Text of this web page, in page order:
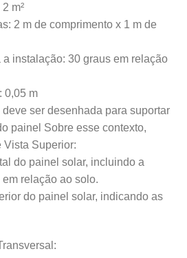
m²
2 m de comprimento x 1 m de
instalação: 30 graus em relação
0,05 m
ser desenhada para suportar
painel Sobre esse contexto,
Vista Superior:
do painel solar, incluindo a
relação ao solo.
do painel solar, indicando as